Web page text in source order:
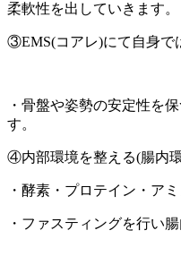
柔軟性を出していきます。
③EMS(コアレ)にて自身で
・骨盤や姿勢の安定性を
す。
④内部環境を整える(腸内
・酵素・プロテイン・ア
・ファスティングを行い